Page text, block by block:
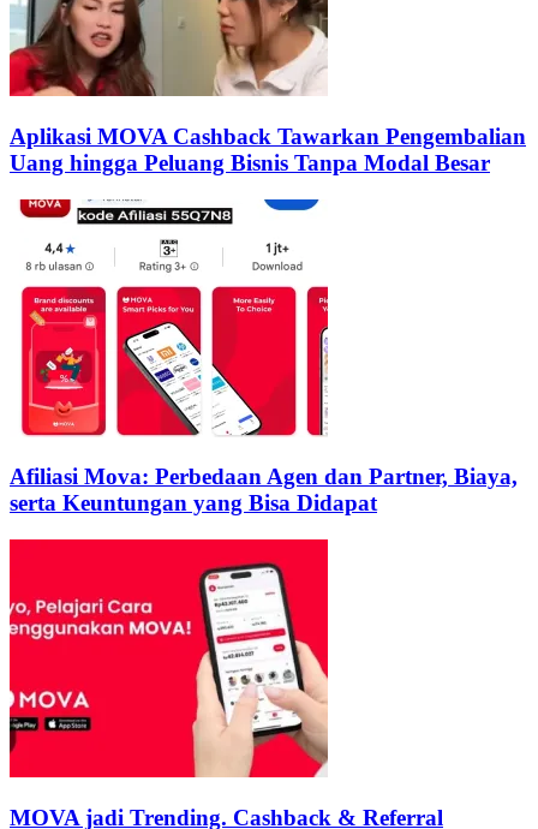
Aplikasi MOVA Cashback Tawarkan Pengembalian
Uang hingga Peluang Bisnis Tanpa Modal Besar
Afiliasi Mova: Perbedaan Agen dan Partner, Biaya,
serta Keuntungan yang Bisa Didapat
MOVA jadi Trending. Cashback & Referral